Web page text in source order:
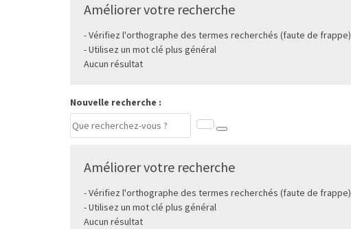
Améliorer votre recherche
- Vérifiez l'orthographe des termes recherchés (faute de frappe)
- Utilisez un mot clé plus général
Aucun résultat
Nouvelle recherche :
Améliorer votre recherche
- Vérifiez l'orthographe des termes recherchés (faute de frappe)
- Utilisez un mot clé plus général
Aucun résultat